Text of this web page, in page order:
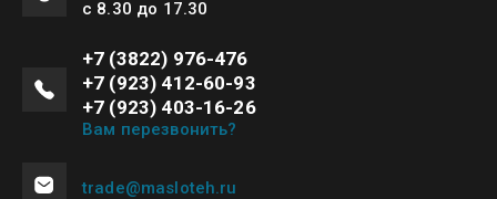
с 8.30 до 17.30
+7 (3822) 976-476
+7 (923) 412-60-93
+7 (923) 403-16-26
Вам перезвонить?
trade@masloteh.ru